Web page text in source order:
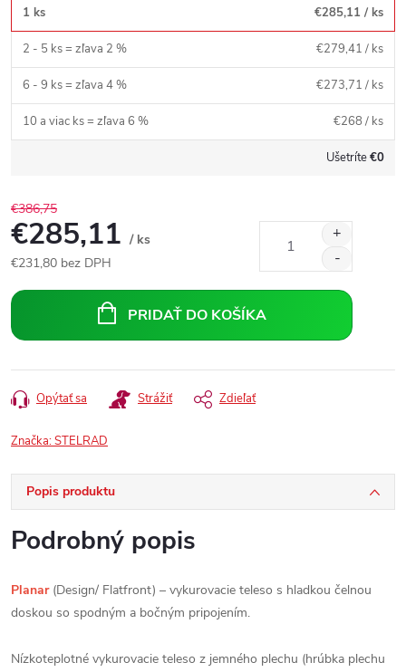
1 ks €285,11 / ks
2 - 5 ks = zľava 2 % €279,41 / ks
6 - 9 ks = zľava 4 % €273,71 / ks
10 a viac ks = zľava 6 % €268 / ks
Ušetríte€0
€386,75
€285,11 / ks
€231,80 bez DPH
cena:
PRIDAŤ DO KOŠÍKA
Opýtať sa Strážiť Zdieľať
Značka:STELRAD
Popis produktu
Podrobný popis
Planar(Design/ Flatfront) – vykurovacie teleso s hladkou čelnou
doskou so spodným a bočným pripojením.
Nízkoteplotné vykurovacie teleso z jemného plechu (hrúbka plechu